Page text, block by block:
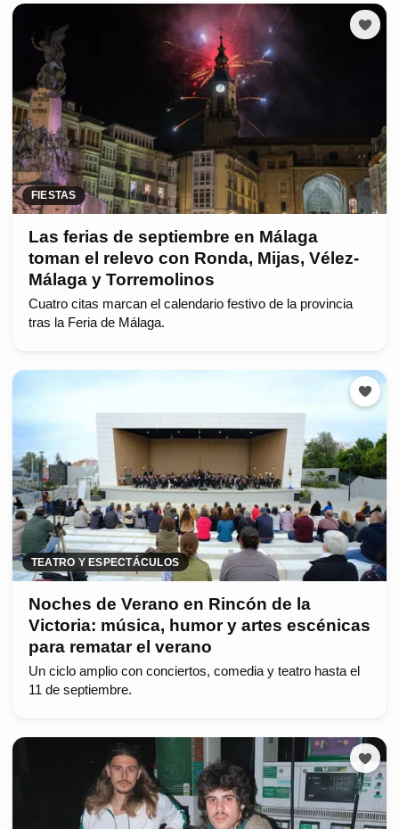
FIESTAS
Las ferias de septiembre en Málaga
toman el relevo con Ronda, Mijas, Vélez-
Málaga y Torremolinos
Cuatro citas marcan el calendario festivo de la provincia
tras la Feria de Málaga.
TEATRO Y ESPECTÁCULOS
Noches de Verano en Rincón de la
Victoria: música, humor y artes escénicas
para rematar el verano
Un ciclo amplio con conciertos, comedia y teatro hasta el
11 de septiembre.